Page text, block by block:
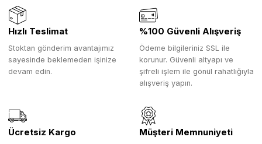
Hızlı Teslimat
Stoktan gönderim avantajımız
sayesinde beklemeden işinize
devam edin.
%100 Güvenli Alışveriş
Ödeme bilgileriniz SSL ile
korunur. Güvenli altyapı ve
şifreli işlem ile gönül rahatlığıyla
alışveriş yapın.
Ücretsiz Kargo Müşteri Memnuniyeti